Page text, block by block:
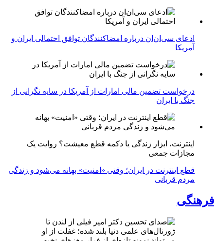
ادعای سی‌ان‌ان درباره امضاکنندگان توافق احتمالی ایران و
آمریکا
درخواست تضمین مالی امارات از آمریکا در سایه نگرانی از
جنگ با ایران
اینترنت، ابزار زندگی یا دکمه قطع معیشت؟ روایت یک
مجازات جمعی
قطع اینترنت در ایران؛ وقتی «امنیت» بهانه می‌شود و زندگی
مردم قربانی
فرهنگی